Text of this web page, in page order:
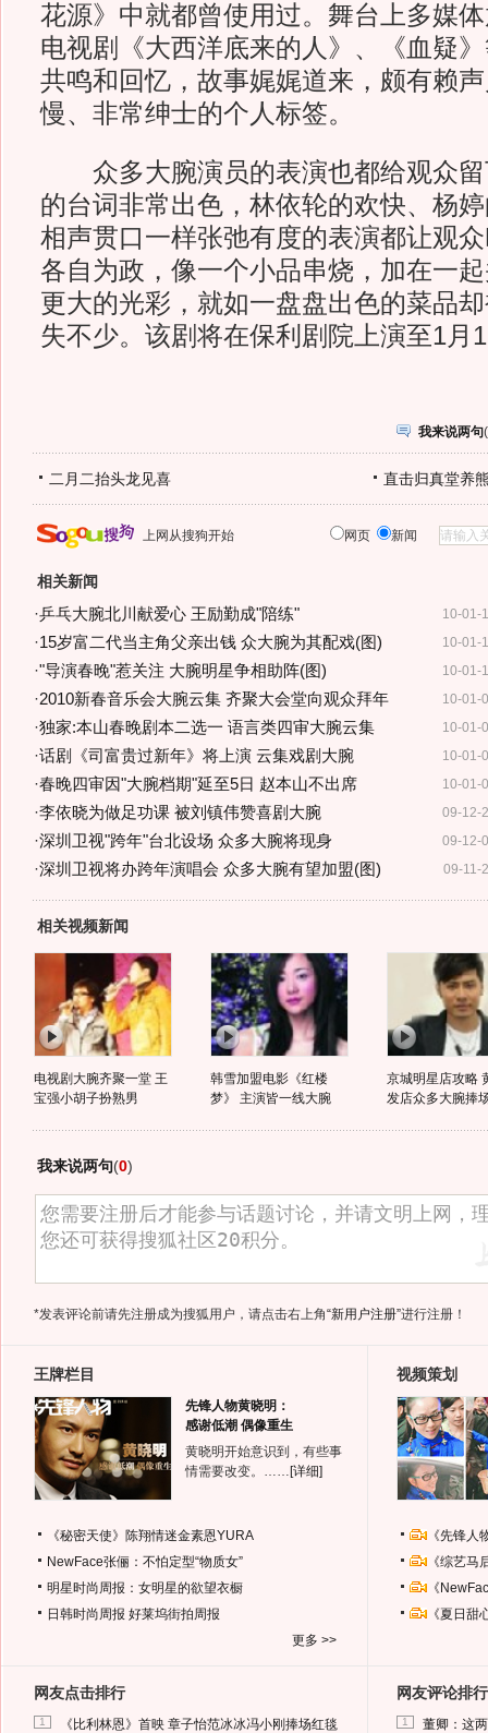
花源》中就都曾使用过。舞台上多媒
电视剧《大西洋底来的人》、《血疑
共鸣和回忆，故事娓娓道来，颇有赖
慢、非常绅士的个人标签。
众多大腕演员的表演也都给观众留
的台词非常出色，林依轮的欢快、杨
相声贯口一样张弛有度的表演都让观
各自为政，像一个小品串烧，加在一
更大的光彩，就如一盘盘出色的菜品
失不少。该剧将在保利剧院上演至1月
我来说两句(
二月二抬头龙见喜 直击归真堂养
上网从搜狗开始 网页 新闻
相关新闻
10-01-
·乒乓大腕北川献爱心 王励勤成"陪练"
10-01-
·15岁富二代当主角父亲出钱 众大腕为其配戏(图)
10-01-
·"导演春晚"惹关注 大腕明星争相助阵(图)
10-01-
·2010新春音乐会大腕云集 齐聚大会堂向观众拜年
10-01-
·独家:本山春晚剧本二选一 语言类四审大腕云集
10-01-
·话剧《司富贵过新年》将上演 云集戏剧大腕
10-01-
·春晚四审因"大腕档期"延至5日 赵本山不出席
09-12-
·李依晓为做足功课 被刘镇伟赞喜剧大腕
09-12-
·深圳卫视"跨年"台北设场 众多大腕将现身
09-11-
·深圳卫视将办跨年演唱会 众多大腕有望加盟(图)
相关视频新闻
电视剧大腕齐聚一堂 王
宝强小胡子扮熟男
韩雪加盟电影《红楼
梦》 主演皆一线大腕
京城明星店攻略
发店众多大腕捧
我来说两句(0)
*发表评论前请先注册成为搜狐用户，请点击右上角“新用户注册”进行注册！
王牌栏目
先锋人物黄晓明：
感谢低潮 偶像重生
黄晓明开始意识到，有些事
情需要改变。…… [详细]
《秘密天使》陈翔情迷金素恩YURA
NewFace张俪：不怕定型“物质女”
明星时尚周报：女明星的欲望衣橱
日韩时尚周报 好莱坞街拍周报
更多 >>
视频策划
《先锋
《综艺
《
《夏日
网友点击排行
1 《比利林恩》首映 章子怡范冰冰冯小刚捧场红毯
网友评论排行
1 董卿：这